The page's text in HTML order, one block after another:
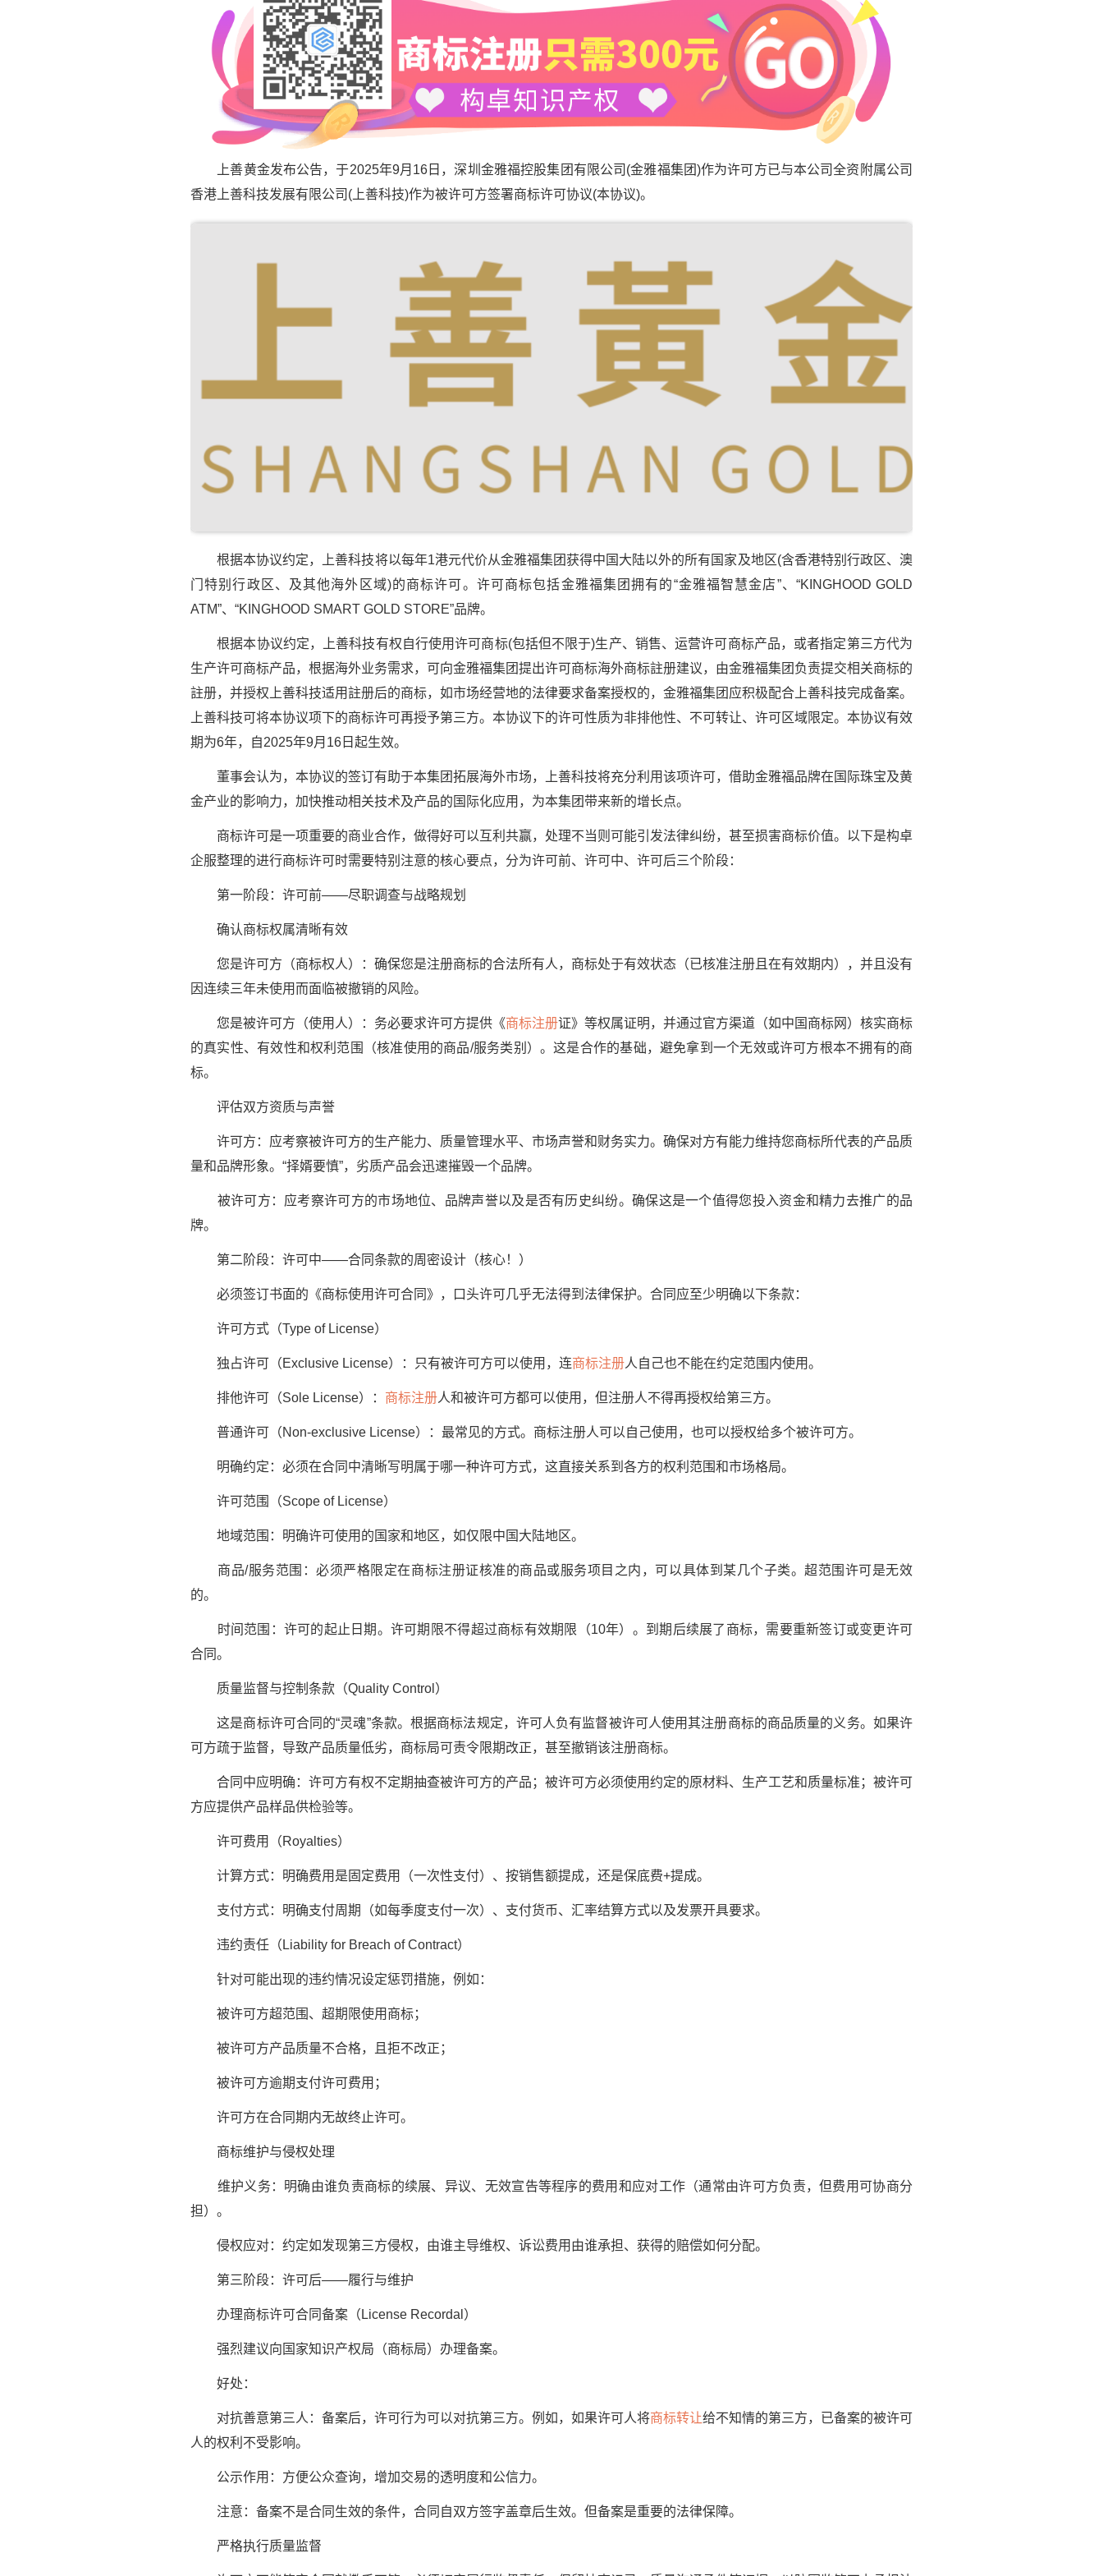
上善黄金发布公告，于2025年9月16日，深圳金雅福控股集团有限公司(金雅福集团)作为许可方已与本公司全资附属公司
香港上善科技发展有限公司(上善科技)作为被许可方签署商标许可协议(本协议)。
根据本协议约定，上善科技将以每年1港元代价从金雅福集团获得中国大陆以外的所有国家及地区(含香港特别行政区、澳
门特别行政区、及其他海外区域)的商标许可。许可商标包括金雅福集团拥有的“金雅福智慧金店”、“KINGHOOD GOLD
ATM”、“KINGHOOD SMART GOLD STORE”品牌。
根据本协议约定，上善科技有权自行使用许可商标(包括但不限于)生产、销售、运营许可商标产品，或者指定第三方代为
生产许可商标产品，根据海外业务需求，可向金雅福集团提出许可商标海外商标註册建议，由金雅福集团负责提交相关商标的
註册，并授权上善科技适用註册后的商标，如市场经营地的法律要求备案授权的，金雅福集团应积极配合上善科技完成备案。
上善科技可将本协议项下的商标许可再授予第三方。本协议下的许可性质为非排他性、不可转让、许可区域限定。本协议有效
期为6年，自2025年9月16日起生效。
董事会认为，本协议的签订有助于本集团拓展海外市场，上善科技将充分利用该项许可，借助金雅福品牌在国际珠宝及黄
金产业的影响力，加快推动相关技术及产品的国际化应用，为本集团带来新的增长点。
商标许可是一项重要的商业合作，做得好可以互利共赢，处理不当则可能引发法律纠纷，甚至损害商标价值。以下是构卓
企服整理的进行商标许可时需要特别注意的核心要点，分为许可前、许可中、许可后三个阶段：
第一阶段：许可前——尽职调查与战略规划
确认商标权属清晰有效
您是许可方（商标权人）：确保您是注册商标的合法所有人，商标处于有效状态（已核准注册且在有效期内），并且没有
因连续三年未使用而面临被撤销的风险。
您是被许可方（使用人）：务必要求许可方提供《商标注册证》等权属证明，并通过官方渠道（如中国商标网）核实商标
的真实性、有效性和权利范围（核准使用的商品/服务类别）。这是合作的基础，避免拿到一个无效或许可方根本不拥有的商
标。
评估双方资质与声誉
许可方：应考察被许可方的生产能力、质量管理水平、市场声誉和财务实力。确保对方有能力维持您商标所代表的产品质
量和品牌形象。“择婿要慎”，劣质产品会迅速摧毁一个品牌。
被许可方：应考察许可方的市场地位、品牌声誉以及是否有历史纠纷。确保这是一个值得您投入资金和精力去推广的品
牌。
第二阶段：许可中——合同条款的周密设计（核心！）
必须签订书面的《商标使用许可合同》，口头许可几乎无法得到法律保护。合同应至少明确以下条款：
许可方式（Type of License）
独占许可（Exclusive License）：只有被许可方可以使用，连商标注册人自己也不能在约定范围内使用。
排他许可（Sole License）： 商标注册人和被许可方都可以使用，但注册人不得再授权给第三方。
普通许可（Non-exclusive License）：最常见的方式。商标注册人可以自己使用，也可以授权给多个被许可方。
明确约定：必须在合同中清晰写明属于哪一种许可方式，这直接关系到各方的权利范围和市场格局。
许可范围（Scope of License）
地域范围：明确许可使用的国家和地区，如仅限中国大陆地区。
商品/服务范围：必须严格限定在商标注册证核准的商品或服务项目之内，可以具体到某几个子类。超范围许可是无效
的。
时间范围：许可的起止日期。许可期限不得超过商标有效期限（10年）。到期后续展了商标，需要重新签订或变更许可
合同。
质量监督与控制条款（Quality Control）
这是商标许可合同的“灵魂”条款。根据商标法规定，许可人负有监督被许可人使用其注册商标的商品质量的义务。如果许
可方疏于监督，导致产品质量低劣，商标局可责令限期改正，甚至撤销该注册商标。
合同中应明确：许可方有权不定期抽查被许可方的产品；被许可方必须使用约定的原材料、生产工艺和质量标准；被许可
方应提供产品样品供检验等。
许可费用（Royalties）
计算方式：明确费用是固定费用（一次性支付）、按销售额提成，还是保底费+提成。
支付方式：明确支付周期（如每季度支付一次）、支付货币、汇率结算方式以及发票开具要求。
违约责任（Liability for Breach of Contract）
针对可能出现的违约情况设定惩罚措施，例如：
被许可方超范围、超期限使用商标；
被许可方产品质量不合格，且拒不改正；
被许可方逾期支付许可费用；
许可方在合同期内无故终止许可。
商标维护与侵权处理
维护义务：明确由谁负责商标的续展、异议、无效宣告等程序的费用和应对工作（通常由许可方负责，但费用可协商分
担）。
侵权应对：约定如发现第三方侵权，由谁主导维权、诉讼费用由谁承担、获得的赔偿如何分配。
第三阶段：许可后——履行与维护
办理商标许可合同备案（License Recordal）
强烈建议向国家知识产权局（商标局）办理备案。
好处：
对抗善意第三人：备案后，许可行为可以对抗第三方。例如，如果许可人将商标转让给不知情的第三方，已备案的被许可
人的权利不受影响。
公示作用：方便公众查询，增加交易的透明度和公信力。
注意：备案不是合同生效的条件，合同自双方签字盖章后生效。但备案是重要的法律保障。
严格执行质量监督